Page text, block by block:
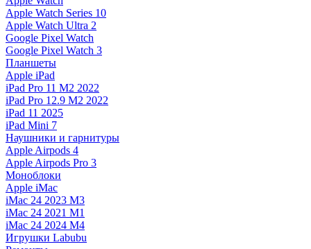
Apple Watch Series 10
Apple Watch Ultra 2
Google Pixel Watch
Google Pixel Watch 3
Планшеты
Apple iPad
iPad Pro 11 M2 2022
iPad Pro 12.9 M2 2022
iPad 11 2025
iPad Mini 7
Наушники и гарнитуры
Apple Airpods 4
Apple Airpods Pro 3
Моноблоки
Apple iMac
iMac 24 2023 M3
iMac 24 2021 M1
iMac 24 2024 M4
Игрушки Labubu